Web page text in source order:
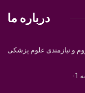
درباره ما
و نیازمندی علوم پزشکی